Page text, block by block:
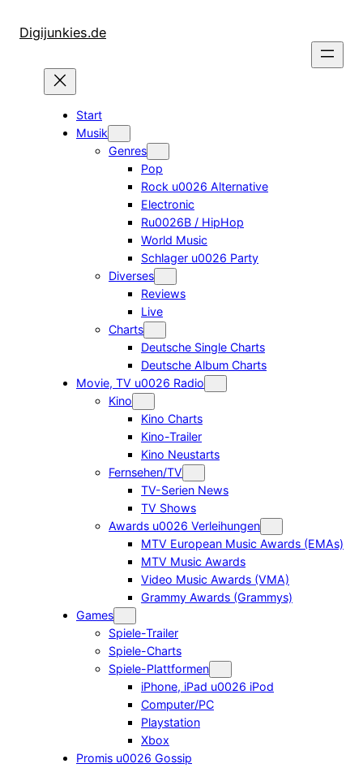
InhaltDigijunkies.de
Start
Musik
Genres
Pop
Rock u0026 Alternative
Electronic
Ru0026B / HipHop
World Music
Schlager u0026 Party
Diverses
Reviews
Live
Charts
Deutsche Single Charts
Deutsche Album Charts
Movie, TV u0026 Radio
Kino
Kino Charts
Kino-Trailer
Kino Neustarts
Fernsehen/TV
TV-Serien News
TV Shows
Awards u0026 Verleihungen
MTV European Music Awards (EMAs)
MTV Music Awards
Video Music Awards (VMA)
Grammy Awards (Grammys)
Games
Spiele-Trailer
Spiele-Charts
Spiele-Plattformen
iPhone, iPad u0026 iPod
Computer/PC
Playstation
Xbox
Promis u0026 Gossip